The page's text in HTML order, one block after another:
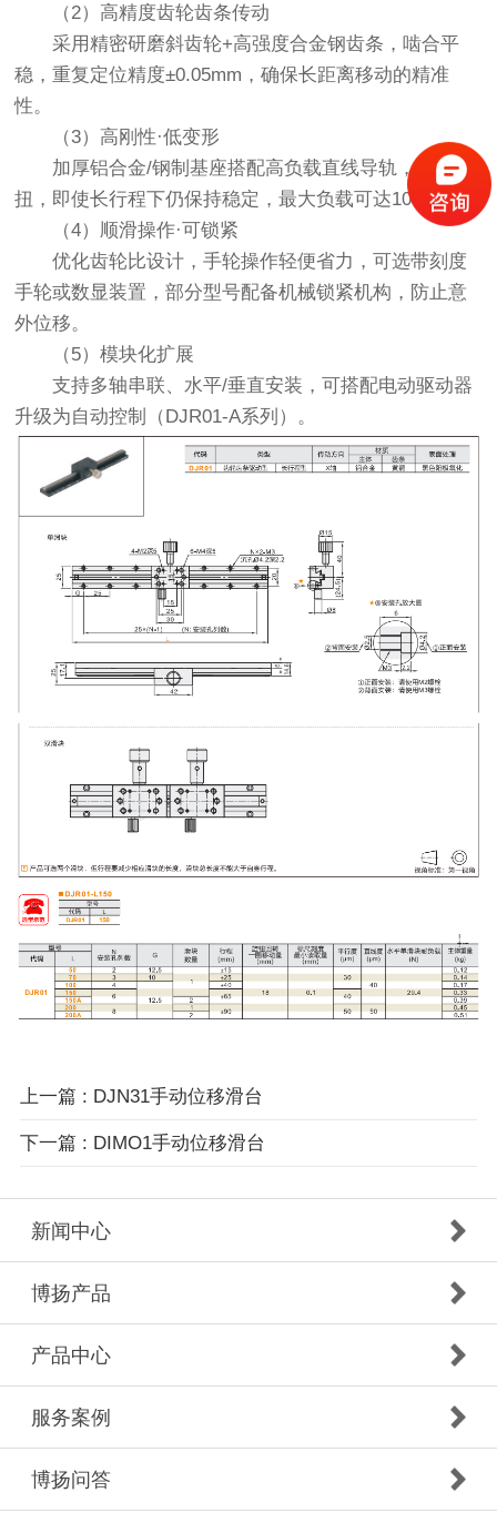
（2）高精度齿轮齿条传动
采用精密研磨斜齿轮+高强度合金钢齿条，啮合平
稳，重复定位精度±0.05mm，确保长距离移动的精准
性。
（3）高刚性·低变形
加厚铝合金/钢制基座搭配高负载直线导轨，抗弯抗
扭，即使长行程下仍保持稳定，最大负载可达100kg。
（4）顺滑操作·可锁紧
优化齿轮比设计，手轮操作轻便省力，可选带刻度
手轮或数显装置，部分型号配备机械锁紧机构，防止意
外位移。
（5）模块化扩展
支持多轴串联、水平/垂直安装，可搭配电动驱动器
升级为自动控制（DJR01-A系列）。
上一篇 : DJN31手动位移滑台
下一篇 : DIMO1手动位移滑台
新闻中心
博扬产品
产品中心
服务案例
博扬问答